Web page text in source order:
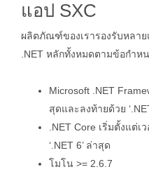
แอป SXC
ผลิตภัณฑ์ของเรารองรับหลา
.NET หลักทั้งหมดตามข้อกำหน
Microsoft .NET
สุดและลงท้ายด้วย
.NET Core เริ่มตั้งแต่
‘.NET 6’ ล่าสุด
โมโน >= 2.6.7